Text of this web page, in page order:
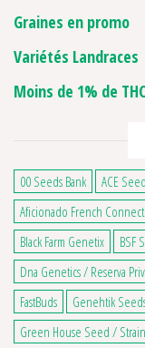
Graines en promo
Variétés Landraces
Moins de 1% de
00 Seeds Bank ACE
Aficionado French
Black Farm Genetix
BSF
Dna Genetics / Reserva
FastBuds
Genehtik
Green House Seed /